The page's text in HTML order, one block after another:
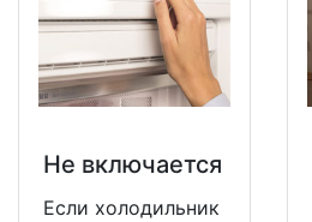
Не включается
Если холодильник